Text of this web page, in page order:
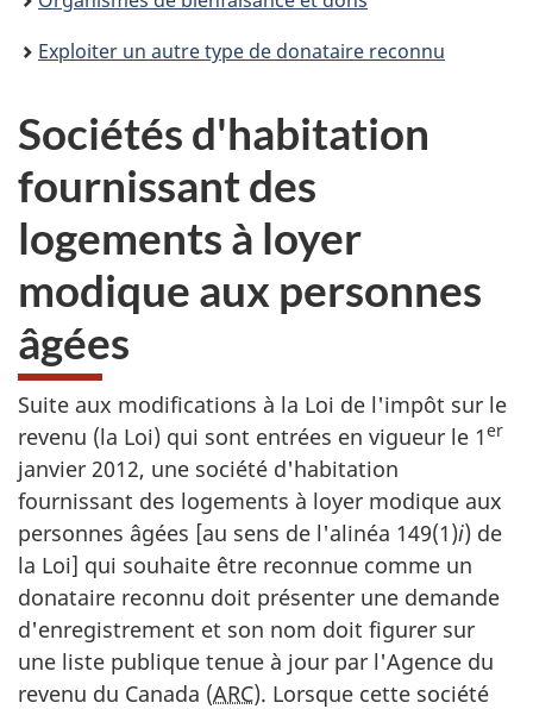
ici :
Exploiter un autre type de donataire reconnu
Sociétés d'habitation
fournissant des
logements à loyer
modique aux personnes
âgées
Suite aux modifications à la Loi de l'impôt sur le
revenu (la Loi) qui sont entrées en vigueur le 1er
janvier 2012, une société d'habitation
fournissant des logements à loyer modique aux
personnes âgées [au sens de l'alinéa 149(1)i) de
la Loi] qui souhaite être reconnue comme un
donataire reconnu doit présenter une demande
d'enregistrement et son nom doit figurer sur
une liste publique tenue à jour par l'Agence du
revenu du Canada (ARC). Lorsque cette société